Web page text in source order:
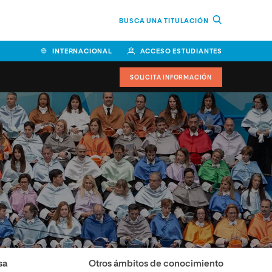
BUSCA UNA TITULACIÓN
INTERNACIONAL ACCESO ESTUDIANTES
Facultad de Ciencias de la
Educación y Humanidades
Facultad de Ciencias de la
Salud
Facultad de Economía y
Empresa
Escuela Superior de Ingeniería
y Tecnología (ESIT)
Facultad de Derecho
SOLICITA INFORMACIÓN
Otros ámbitos de conocimiento